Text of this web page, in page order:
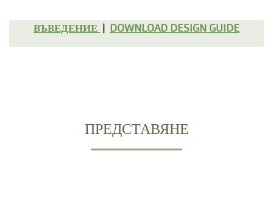
ВЪВЕДЕНИЕ | DOWNLOAD DESIGN GUIDE
ПРЕДСТАВЯНЕ